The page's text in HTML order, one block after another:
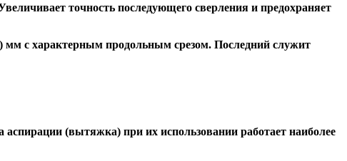
точность последующего сверления и предохраняет
с характерным продольным срезом. Последний служит
(вытяжка) при их использовании работает наиболее